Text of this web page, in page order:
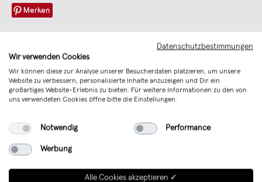
Merken
Verkäufer SANS.
Sicherheit Verantwortliche Person (EU)
Unterstütze mit Deinem Kauf junges
Datenschutzbestimmungen
Wir verwenden Cookies
Wir können diese zur Analyse unserer Besucherdaten platzieren, um unsere
Website zu verbessern, personalisierte Inhalte anzuzeigen und Dir ein
großartiges Website-Erlebnis zu bieten. Für weitere Informationen zu den von
uns verwendeten Cookies öffne bitte die Einstellungen.
Notwendig Performance
Werbung
Alle Cookies akzeptieren ✓